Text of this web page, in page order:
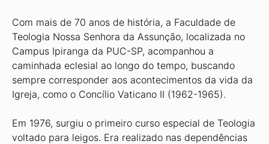
Com mais de 70 anos de história, a Faculdade de
Teologia Nossa Senhora da Assunção, localizada no
Campus Ipiranga da PUC-SP, acompanhou a
caminhada eclesial ao longo do tempo, buscando
sempre corresponder aos acontecimentos da vida da
Igreja, como o Concílio Vaticano II (1962-1965).
Em 1976, surgiu o primeiro curso especial de Teologia
voltado para leigos. Era realizado nas dependências